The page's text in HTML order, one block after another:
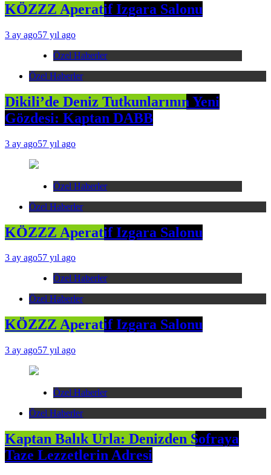
KÖZZZ Aperatif Izgara Salonu
3 ay ago57 yıl ago
Özel Haberler
Özel Haberler
Dikili’de Deniz Tutkunlarının Yeni
Gözdesi: Kaptan DABB
3 ay ago57 yıl ago
Özel Haberler
Özel Haberler
KÖZZZ Aperatif Izgara Salonu
3 ay ago57 yıl ago
Özel Haberler
Özel Haberler
KÖZZZ Aperatif Izgara Salonu
3 ay ago57 yıl ago
Özel Haberler
Özel Haberler
Kaptan Balık Urla: Denizden Sofraya
Taze Lezzetlerin Adresi